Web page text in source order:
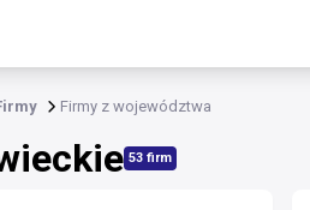
Firmy z województwa
53 firm